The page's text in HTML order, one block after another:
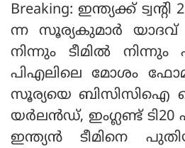
Breaking: ഇന്ത്യക്ക് ട്വന്റി
ന്ന സൂര്യകുമാർ യാദവ്
നിന്നും ടീമിൽ
പിഎലിലെ മോശം
സൂര്യയെ ബിസിസിഐ
യർലൻഡ്, ഇംഗ്ലണ്ട്
ഇന്ത്യൻ ടീമിനെ